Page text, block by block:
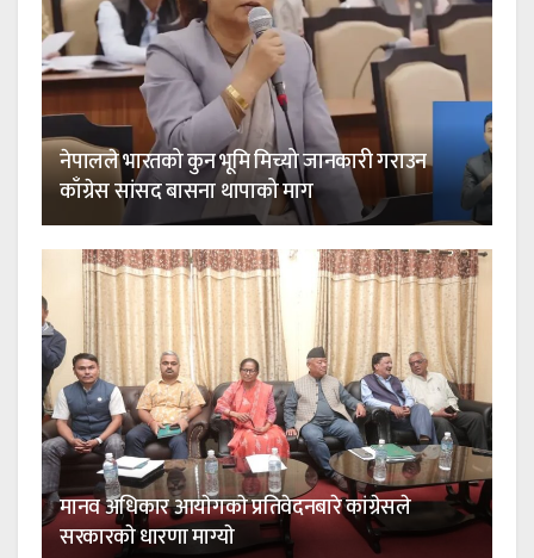
नेपालले भारतको कुन भूमि मिच्यो जानकारी गराउन
काँग्रेस सांसद बासना थापाको माग
मानव अधिकार आयाेगकाे प्रतिवेदनबारे कांग्रेसले
सरकारकाे धारणा माग्याे